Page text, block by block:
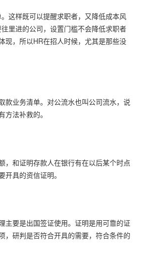
这样既可以提醒求职者，又降低成本风
里进的公司，设置门槛不会降低求职者
现，所以HR在招人时候，尤其是那些没
款业务清单。对公流水也叫公司流水，说
法补救的。
，和证明存款人在银行有在以后某个时点
具的资信证明。
主要是出国签证使用。证明是用可靠的证
，研判是否符合开具的需要，符合条件的